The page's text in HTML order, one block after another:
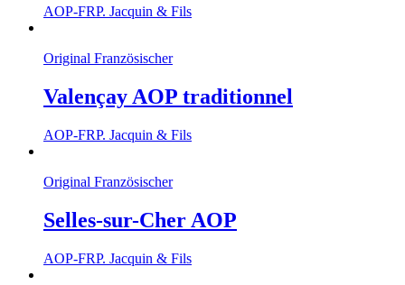
AOP-FRP. Jacquin & Fils
Original Französischer
Valençay AOP traditionnel
AOP-FRP. Jacquin & Fils
Original Französischer
Selles-sur-Cher AOP
AOP-FRP. Jacquin & Fils